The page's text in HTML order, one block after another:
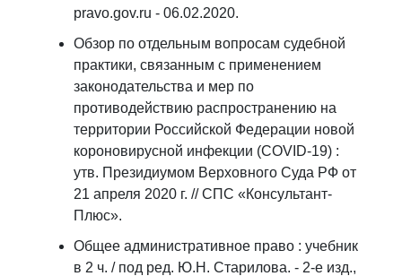
pravo.gov.ru - 06.02.2020.
Обзор по отдельным вопросам судебной
практики, связанным с применением
законодательства и мер по
противодействию распространению на
территории Российской Федерации новой
короновирусной инфекции (COVID-19) :
утв. Президиумом Верховного Суда РФ от
21 апреля 2020 г. // СПС «Консультант-
Плюс».
Общее административное право : учебник
в 2 ч. / под ред. Ю.Н. Старилова. - 2-е изд.,